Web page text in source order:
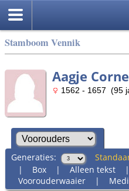
Stamboom Vennik
Aagje
1562 - 1657 (95
Generaties:
| Box| Alleen tekst
Voorouderwaaier|